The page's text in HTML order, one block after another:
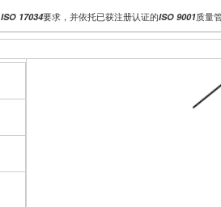
ISO 17034要求，并依托已获注册认证的ISO 9001质量